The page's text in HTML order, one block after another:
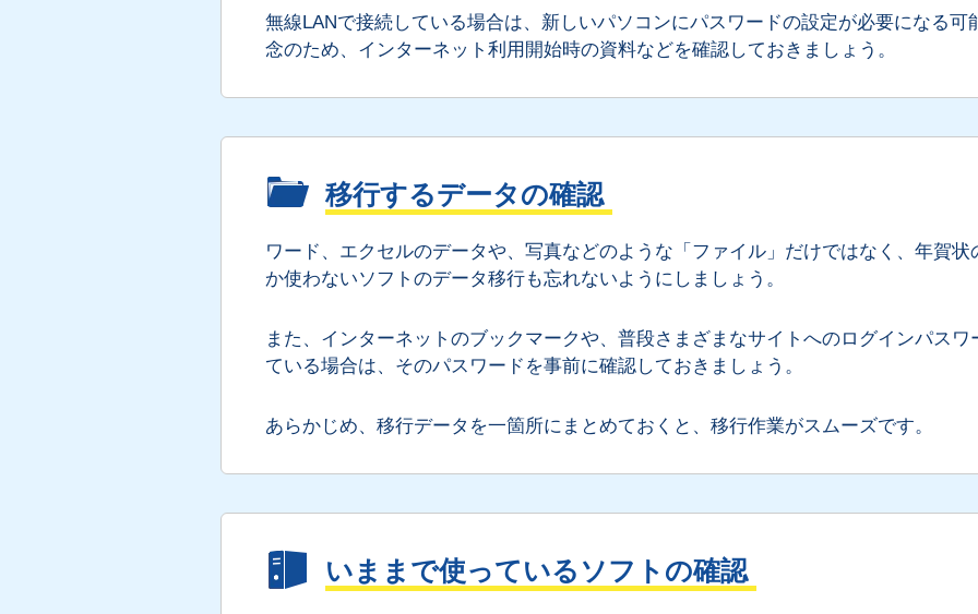
無線LANで接続している場合は、新しいパソコンにパスワードの設定が必要になる可
念のため、インターネット利用開始時の資料などを確認しておきましょう。
移行するデータの確認
ワード、エクセルのデータや、写真などのような「ファイル」だけではなく、年賀
か使わないソフトのデータ移行も忘れないようにしましょう。
また、インターネットのブックマークや、普段さまざまなサイトへのログインパス
ている場合は、そのパスワードを事前に確認しておきましょう。
あらかじめ、移行データを一箇所にまとめておくと、移行作業がスムーズです。
いままで使っているソフトの確認